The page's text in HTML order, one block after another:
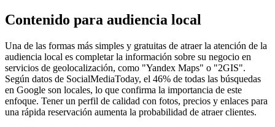
Contenido para audiencia local
Una de las formas más simples y gratuitas de atraer la atención de la
audiencia local es completar la información sobre su negocio en
servicios de geolocalización, como "Yandex Maps" o "2GIS".
Según datos de SocialMediaToday, el 46% de todas las búsquedas
en Google son locales, lo que confirma la importancia de este
enfoque. Tener un perfil de calidad con fotos, precios y enlaces para
una rápida reservación aumenta la probabilidad de atraer clientes.